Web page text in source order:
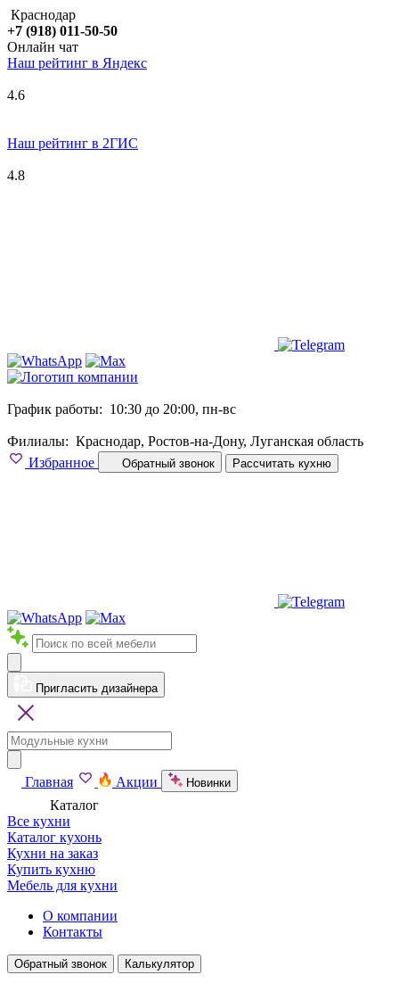
Краснодар
+7 (918) 011-50-50
Онлайн чат
Наш рейтинг в Яндекс
4.6
Наш рейтинг в 2ГИС
4.8
График работы: 10:30 до 20:00, пн-вс
Филиалы: Краснодар, Ростов-на-Дону, Луганская область
Избранное
Обратный звонок Рассчитать кухню
Пригласить дизайнера
Главная Акции Новинки
Каталог
Все кухни
Каталог кухонь
Кухни на заказ
Купить кухню
Мебель для кухни
О компании
Контакты
Обратный звонок Калькулятор